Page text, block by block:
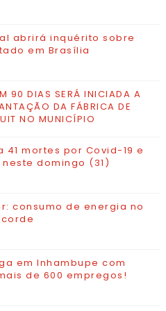
abrirá inquérito sobre
em Brasília
90 DIAS SERÁ INICIADA A
DA FÁBRICA DE
NO MUNICÍPIO
41 mortes por Covid-19 e
neste domingo (31)
consumo de energia no
em Inhambupe com
de 600 empregos!